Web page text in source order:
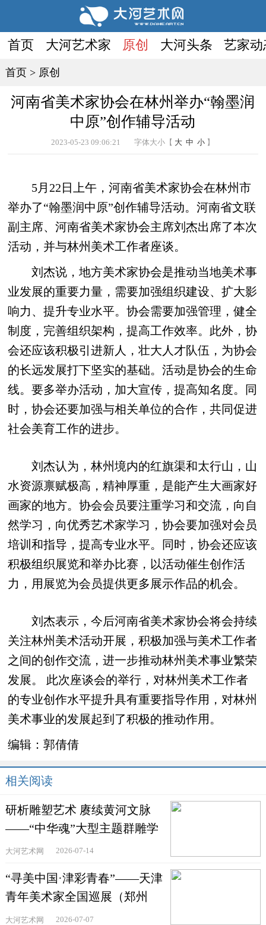
首页 大河艺术家 原创 大河头条 艺家动
首页> 原创
河南省美术家协会在林州举办“翰墨润
中原”创作辅导活动
2023-05-23 09:06:21 字体大小【 大 中 小 】
5月22日上午，河南省美术家协会在林州市
举办了“翰墨润中原”创作辅导活动。河南省文联
副主席、河南省美术家协会主席刘杰出席了本次
活动，并与林州美术工作者座谈。
刘杰说，地方美术家协会是推动当地美术事
业发展的重要力量，需要加强组织建设、扩大影
响力、提升专业水平。协会需要加强管理，健全
制度，完善组织架构，提高工作效率。此外，协
会还应该积极引进新人，壮大人才队伍，为协会
的长远发展打下坚实的基础。活动是协会的生命
线。要多举办活动，加大宣传，提高知名度。同
时，协会还要加强与相关单位的合作，共同促进
社会美育工作的进步。
刘杰认为，林州境内的红旗渠和太行山，山
水资源禀赋极高，精神厚重，是能产生大画家好
画家的地方。协会会员要注重学习和交流，向自
然学习，向优秀艺术家学习，协会要加强对会员
培训和指导，提高专业水平。同时，协会还应该
积极组织展览和举办比赛，以活动催生创作活
力，用展览为会员提供更多展示作品的机会。
刘杰表示，今后河南省美术家协会将会持续
关注林州美术活动开展，积极加强与美术工作者
之间的创作交流，进一步推动林州美术事业繁荣
发展。 此次座谈会的举行，对林州美术工作者
的专业创作水平提升具有重要指导作用，对林州
美术事业的发展起到了积极的推动作用。
编辑：郭倩倩
相关阅读
研析雕塑艺术 赓续黄河文脉
——“中华魂”大型主题群雕学
术研讨会在郑州举
大河艺术网 2026-07-14
“寻美中国·津彩青春”——天津
青年美术家全国巡展（郑州
站）在河南省文联美术
大河艺术网 2026-07-07